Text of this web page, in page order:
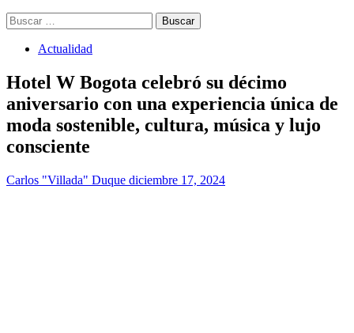
Buscar:
Actualidad
Hotel W Bogota celebró su décimo
aniversario con una experiencia única de
moda sostenible, cultura, música y lujo
consciente
Carlos "Villada" Duque diciembre 17, 2024